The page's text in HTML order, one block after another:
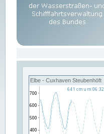
Elbe - Cuxhaven Steubenhöft